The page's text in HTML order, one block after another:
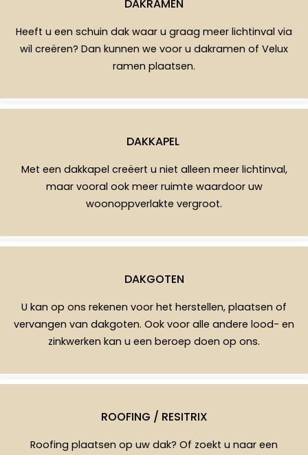
DAKRAMEN
Heeft u een schuin dak waar u graag meer lichtinval via
wil creëren? Dan kunnen we voor u dakramen of Velux
ramen plaatsen.
DAKKAPEL
Met een dakkapel creëert u niet alleen meer lichtinval,
maar vooral ook meer ruimte waardoor uw
woonoppverlakte vergroot.
DAKGOTEN
U kan op ons rekenen voor het herstellen, plaatsen of
vervangen van dakgoten. Ook voor alle andere lood- en
zinkwerken kan u een beroep doen op ons.
ROOFING / RESITRIX
Roofing plaatsen op uw dak? Of zoekt u naar een